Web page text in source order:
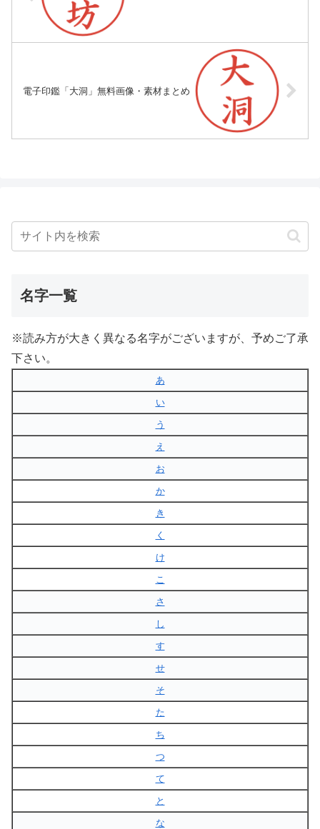
電子印鑑「大洞」無料画像・素材まとめ
名字一覧
※読み方が大きく異なる名字がございますが、予めご了承
下さい。
あ
い
う
え
お
か
き
く
け
こ
さ
し
す
せ
そ
た
ち
つ
て
と
な